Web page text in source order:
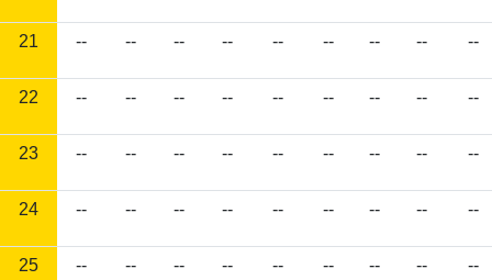
21 -- -- -- -- -- -- -- -- --
22 -- -- -- -- -- -- -- -- --
23 -- -- -- -- -- -- -- -- --
24 -- -- -- -- -- -- -- -- --
25 -- -- -- -- -- -- -- -- --